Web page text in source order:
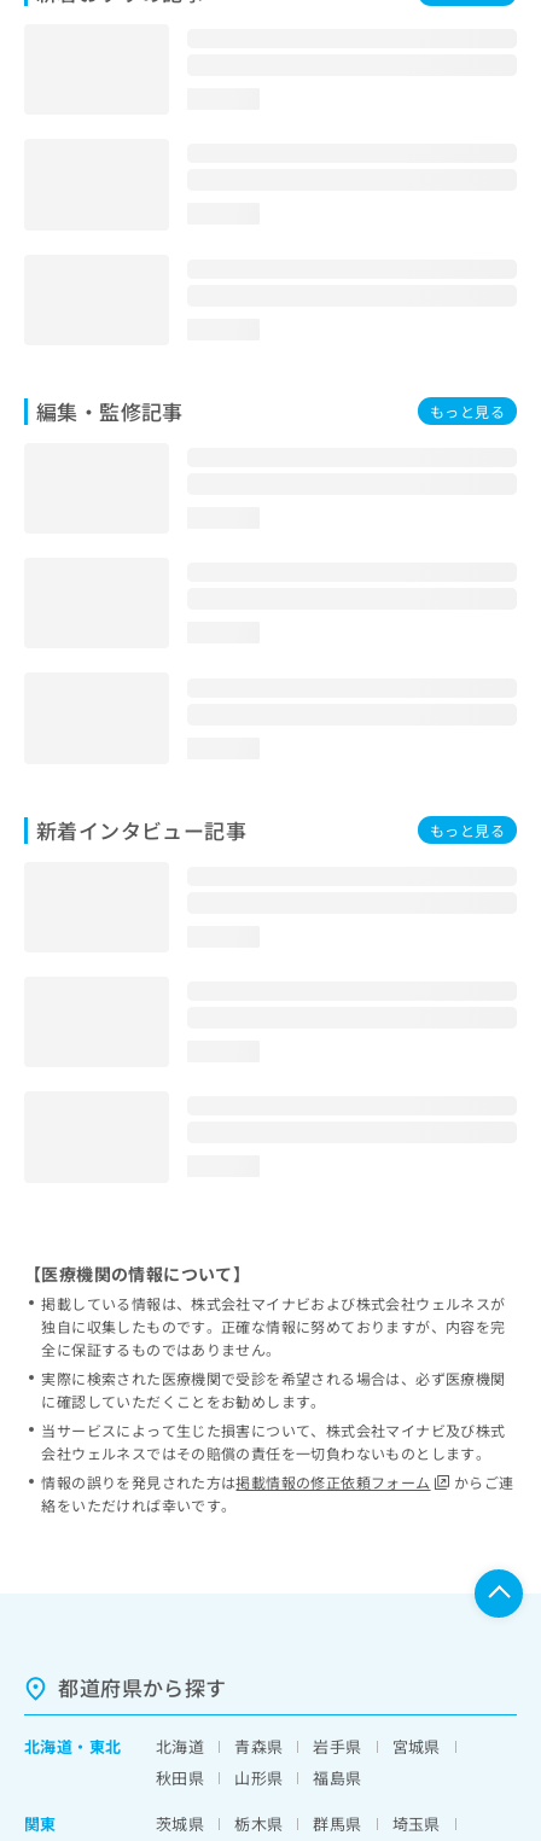
編集・監修記事 もっと見る
新着インタビュー記事 もっと見る
【医療機関の情報について】
掲載している情報は、株式会社マイナビおよび株式会社ウェルネスが
独自に収集したものです。正確な情報に努めておりますが、内容を完
全に保証するものではありません。
実際に検索された医療機関で受診を希望される場合は、必ず医療機関
に確認していただくことをお勧めします。
当サービスによって生じた損害について、株式会社マイナビ及び株式
会社ウェルネスではその賠償の責任を一切負わないものとします。
情報の誤りを発見された方は掲載情報の修正依頼フォーム
からご連
絡をいただければ幸いです。
都道府県から探す
北海道 ・ 東北 北海道 青森県 岩手県
宮城県
秋田県
山形県
福島県
関東
茨城県 栃木県 群馬県
埼玉県